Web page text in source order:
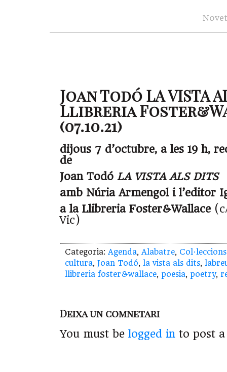
Joan Todó LA VISTA
Llibreria
(07.10.21)
dijous 7 d’octubre, a les 19 h,
de
Joan Todó LA VISTA ALS DITS
amb Núria Armengol i l’editor
a la Llibreria Foster&Wallace
Vic)
Categoria: Agenda, Alabatre, Col·leccions
cultura, Joan Todó, la vista als dits,
llibreria foster&wallace, poesia, poetry,
Deixa un comnetari
You must be logged in to post